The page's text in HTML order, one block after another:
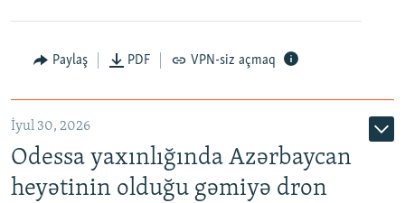
Paylaş PDF VPN-siz açmaq
İyul 30, 2026
Odessa yaxınlığında Azərbaycan
heyətinin olduğu gəmiyə dron